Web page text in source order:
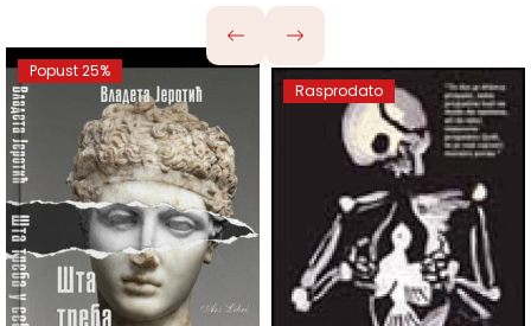
Popust 25%
Rasprodato